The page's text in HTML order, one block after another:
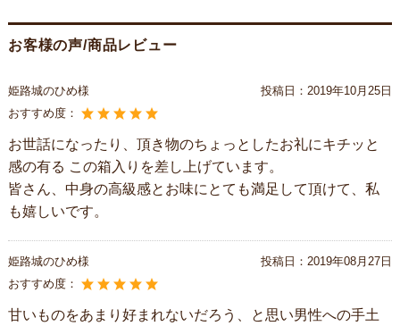
お客様の声/商品レビュー
姫路城のひめ様 投稿日： 2019年10月25日
おすすめ度：
お世話になったり、頂き物のちょっとしたお礼にキチッと
感の有る この箱入りを差し上げています。
皆さん、中身の高級感とお味にとても満足して頂けて、私
も嬉しいです。
姫路城のひめ様 投稿日： 2019年08月27日
おすすめ度：
甘いものをあまり好まれないだろう、と思い男性への手土